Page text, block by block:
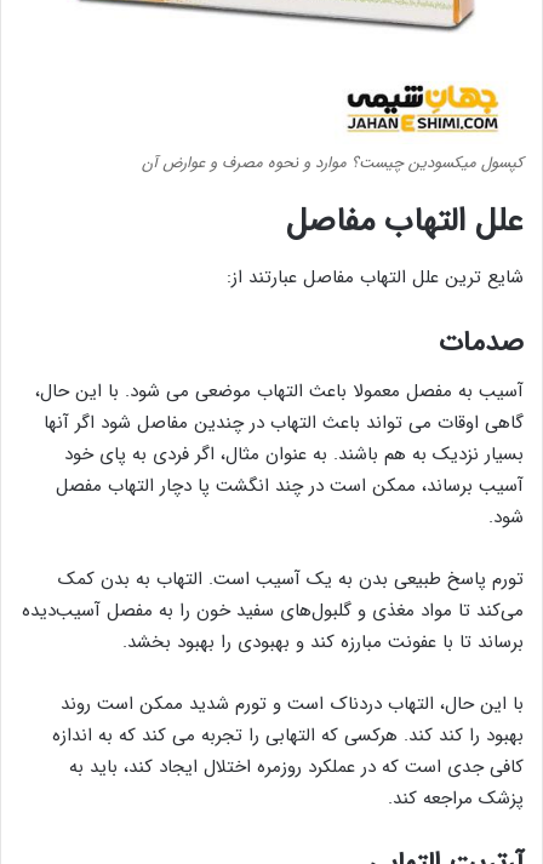
کپسول میکسودین چیست؟ موارد و نحوه مصرف و عوارض آن
علل التهاب مفاصل
شایع ترین علل التهاب مفاصل عبارتند از:
صدمات
آسیب به مفصل معمولا باعث التهاب موضعی می شود. با این حال،
گاهی اوقات می تواند باعث التهاب در چندین مفاصل شود اگر آنها
بسیار نزدیک به هم باشند. به عنوان مثال، اگر فردی به پای خود
آسیب برساند، ممکن است در چند انگشت پا دچار التهاب مفصل
شود.
تورم پاسخ طبیعی بدن به یک آسیب است. التهاب به بدن کمک
می‌کند تا مواد مغذی و گلبول‌های سفید خون را به مفصل آسیب‌دیده
برساند تا با عفونت مبارزه کند و بهبودی را بهبود بخشد.
با این حال، التهاب دردناک است و تورم شدید ممکن است روند
بهبود را کند کند. هرکسی که التهابی را تجربه می کند که به اندازه
کافی جدی است که در عملکرد روزمره اختلال ایجاد کند، باید به
پزشک مراجعه کند.